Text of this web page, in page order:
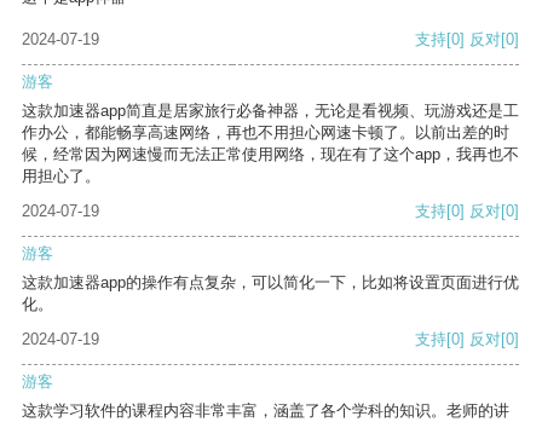
2024-07-19 支持[0] 反对[0]
游客
这款加速器app简直是居家旅行必备神器，无论是看视频、玩游戏还是工
作办公，都能畅享高速网络，再也不用担心网速卡顿了。以前出差的时
候，经常因为网速慢而无法正常使用网络，现在有了这个app，我再也不
用担心了。
2024-07-19
支持[0] 反对[0]
游客
这款加速器app的操作有点复杂，可以简化一下，比如将设置页面进行优
化。
2024-07-19
支持[0] 反对[0]
游客
这款学习软件的课程内容非常丰富，涵盖了各个学科的知识。老师的讲